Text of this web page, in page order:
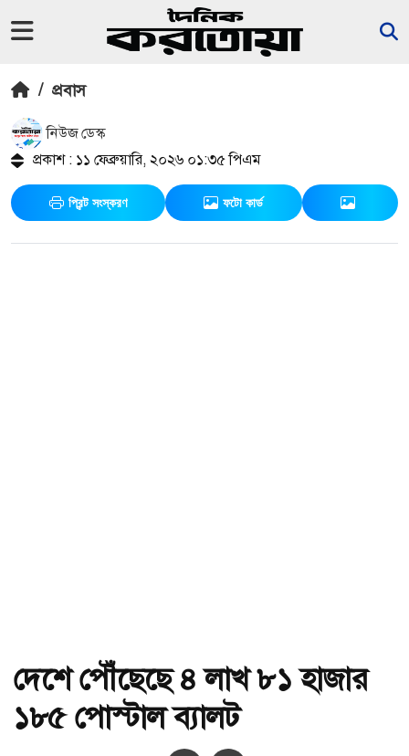
/ প্রবাস
নিউজ ডেস্ক
প্রকাশ : ১১ ফেব্রুয়ারি, ২০২৬ ০১:৩৫ পিএম
প্রিন্ট সংস্করণ ফটো কার্ড
দেশে পৌঁছেছে ৪ লাখ ৮১ হাজার
১৮৫ পোস্টাল ব্যালট